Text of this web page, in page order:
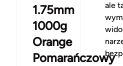
1.75mm
1000g
Orange
Pomarańczowy
ale